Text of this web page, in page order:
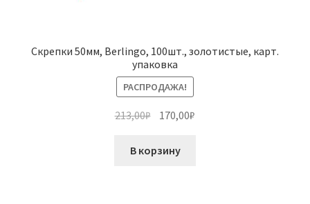
Скрепки 50мм, Berlingo, 100шт., золотистые, карт.
упаковка
РАСПРОДАЖА!
213,00₽ Первоначальная
составляла
170,00₽
В корзину